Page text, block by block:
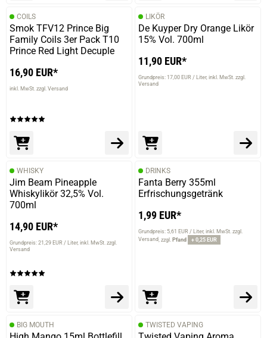
COILS
Smok TFV12 Prince Big
Family Coils 3er Pack T10
Prince Red Light Decuple
16,90 EUR*
inkl. MwSt. zzgl. Versand
LIKÖR
De Kuyper Dry Orange Likör
15% Vol. 700ml
11,90 EUR*
Grundpreis: 17,00 EUR / Liter inkl. MwSt. zzgl.
Versand
WHISKY
Jim Beam Pineapple
Whiskylikör 32,5% Vol.
700ml
14,90 EUR*
Grundpreis: 21,29 EUR / Liter inkl. MwSt. zzgl.
Versand
DRINKS
Fanta Berry 355ml
Erfrischungsgetränk
1,99 EUR*
Grundpreis: 5,61 EUR / Liter inkl. MwSt. zzgl.
Versand zzgl. Pfand + 0,25 EUR
BIG MOUTH TWISTED VAPING